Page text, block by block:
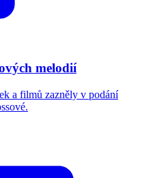
melodií
a filmů zazněly v podání